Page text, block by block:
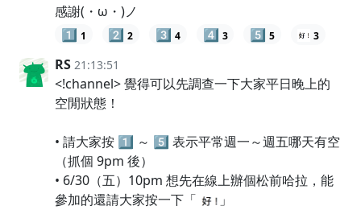
感謝(・ω・)ノ
1️⃣ 1 2️⃣ 2 3️⃣ 4 4️⃣ 3 5️⃣ 5 3
RS 21:13:51
<!channel> 覺得可以先調查一下大家平日晚上的
空閒狀態！
• 請大家按 1️⃣ ～ 5️⃣ 表示平常週一～週五哪天有空
（抓個 9pm 後）
• 6/30（五）10pm 想先在線上辦個松前哈拉，能
參加的還請大家按一下「
」